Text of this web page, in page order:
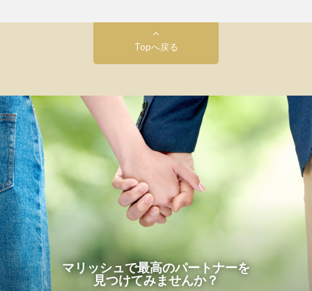
Topへ戻る
マリッシュで最高のパートナーを
見つけてみませんか？